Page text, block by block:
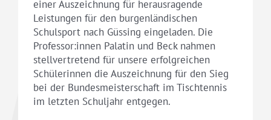
einer Auszeichnung für herausragende
Leistungen für den burgenländischen
Schulsport nach Güssing eingeladen. Die
Professor:innen Palatin und Beck nahmen
stellvertretend für unsere erfolgreichen
Schülerinnen die Auszeichnung für den Sieg
bei der Bundesmeisterschaft im Tischtennis
im letzten Schuljahr entgegen.